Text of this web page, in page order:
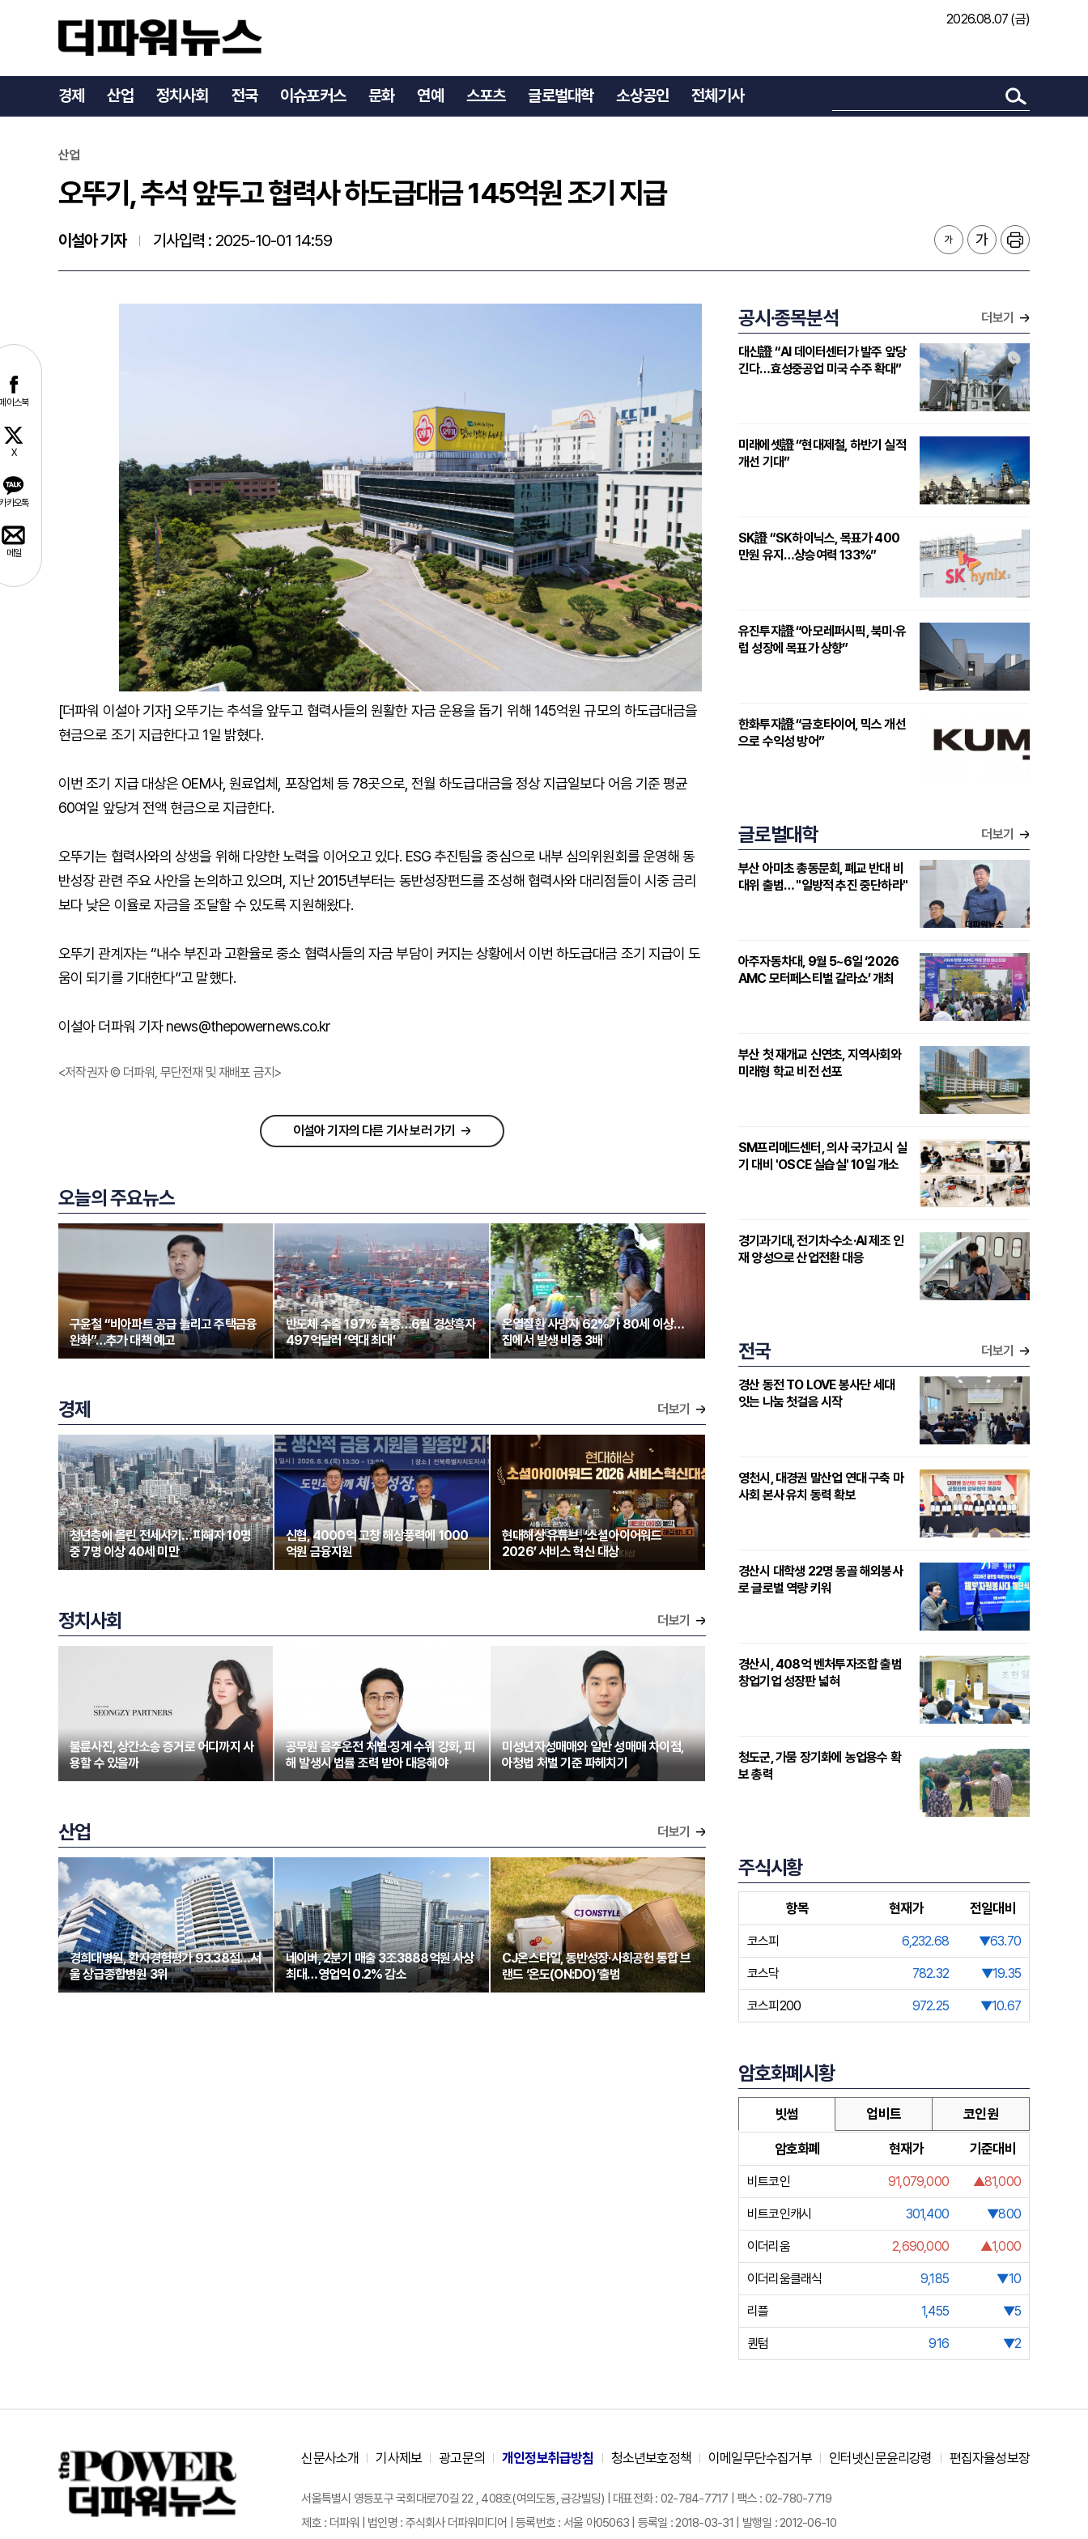
2026.08.07 (금)
경제 산업 정치사회 전국 이슈포커스 문화 연예 스포츠 글로벌대학 소상공인 전체기사
오뚜기, 추석 앞두고 협력사 하도급대금 145억원 조기 지급
이스북
X
카오톡
메일
산업
오뚜기, 추석 앞두고 협력사 하도급대금 145억원 조기 지급
이설아 기자 기사입력 : 2025-10-01 14:59
[더파워 이설아 기자] 오뚜기는 추석을 앞두고 협력사들의 원활한 자금 운용을 돕기 위해 145억원 규모의 하도급대금을
현금으로 조기 지급한다고 1일 밝혔다.
이번 조기 지급 대상은 OEM사, 원료업체, 포장업체 등 78곳으로, 전월 하도급대금을 정상 지급일보다 어음 기준 평균
60여일 앞당겨 전액 현금으로 지급한다.
오뚜기는 협력사와의 상생을 위해 다양한 노력을 이어오고 있다. ESG 추진팀을 중심으로 내부 심의위원회를 운영해 동
반성장 관련 주요 사안을 논의하고 있으며, 지난 2015년부터는 동반성장펀드를 조성해 협력사와 대리점들이 시중 금리
보다 낮은 이율로 자금을 조달할 수 있도록 지원해왔다.
오뚜기 관계자는 “내수 부진과 고환율로 중소 협력사들의 자금 부담이 커지는 상황에서 이번 하도급대금 조기 지급이 도
움이 되기를 기대한다”고 말했다.
이설아 더파워 기자 news@thepowernews.co.kr
<저작권자 © 더파워, 무단전재 및 재배포 금지>
이설아 기자의 다른 기사 보러 가기
오늘의 주요뉴스
구윤철 “비아파트 공급 늘리고 주택금융
완화”…추가 대책 예고
반도체 수출 197% 폭증…6월 경상흑자
497억달러 ‘역대 최대’
온열질환 사망자 62%가 80세 이상…
집에서 발생 비중 3배
경제 더보기
청년층에 몰린 전세사기…피해자 10명
중 7명 이상 40세 미만
신협, 4000억 고창 해상풍력에 1000
억원 금융지원
현대해상 유튜브, ‘소셜아이어워드
2026’ 서비스 혁신 대상
정치사회 더보기
불륜사진, 상간소송 증거로 어디까지 사
용할 수 있을까
공무원 음주운전 처벌·징계 수위 강화, 피
해 발생시 법률 조력 받아 대응해야
미성년자성매매와 일반 성매매 차이점,
아청법 처벌 기준 파헤치기
산업 더보기
경희대병원, 환자경험평가 93.38점…서
울 상급종합병원 3위
네이버, 2분기 매출 3조3888억원 사상
최대…영업익 0.2% 감소
CJ온스타일, 동반성장·사회공헌 통합 브
랜드 ‘온도(ON:DO)’출범
공시·종목분석 더보기
대신證 “AI 데이터센터가 발주 앞당
긴다…효성중공업 미국 수주 확대”
미래에셋證 “현대제철, 하반기 실적
개선 기대”
SK證 “SK하이닉스, 목표가 400
만원 유지…상승여력 133%”
유진투자證 “아모레퍼시픽, 북미·유
럽 성장에 목표가 상향”
한화투자證 “금호타이어, 믹스 개선
으로 수익성 방어”
글로벌대학 더보기
부산 아미초 총동문회, 폐교 반대 비
대위 출범… "일방적 추진 중단하라"
아주자동차대, 9월 5~6일 ‘2026
AMC 모터페스티벌 갈라쇼’ 개최
부산 첫 재개교 신연초, 지역사회와
미래형 학교 비전 선포
SM프리메드센터, 의사 국가고시 실
기 대비 'OSCE 실습실' 10일 개소
경기과기대, 전기차·수소·AI 제조 인
재 양성으로 산업전환 대응
전국 더보기
경산 동전 TO LOVE 봉사단 세대
잇는 나눔 첫걸음 시작
영천시, 대경권 말산업 연대 구축 마
사회 본사 유치 동력 확보
경산시 대학생 22명 몽골 해외봉사
로 글로벌 역량 키워
경산시, 408억 벤처투자조합 출범
창업기업 성장판 넓혀
청도군, 가뭄 장기화에 농업용수 확
보 총력
주식시황
항목 현재가 전일대비
코스피 6,232.68 ▼63.70
코스닥 782.32 ▼19.35
코스피200 972.25 ▼10.67
암호화폐시황
빗썸 업비트 코인원
암호화폐 현재가 기준대비
비트코인 91,079,000 ▲81,000
비트코인캐시 301,400 ▼800
이더리움 2,690,000 ▲1,000
이더리움클래식 9,185 ▼10
리플 1,455 ▼5
퀀텀 916 ▼2
신문사소개 기사제보 광고문의 개인정보취급방침 청소년보호정책 이메일무단수집거부 인터넷신문윤리강령 편집자율성보장
서울특별시 영등포구 국회대로70길 22 , 408호(여의도동, 금강빌딩) | 대표전화 : 02-784-7717 | 팩스 : 02-780-7719
제호 : 더파워 | 법인명 : 주식회사 더파워미디어 | 등록번호 : 서울 아05063 | 등록일 : 2018-03-31 | 발행일 : 2012-06-10